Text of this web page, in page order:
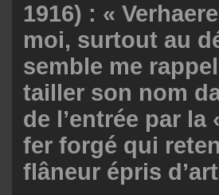
1916) : «
moi, surtout au
semble me
tailler son nom
de l’entrée par
fer forgé qui
flâneur épris